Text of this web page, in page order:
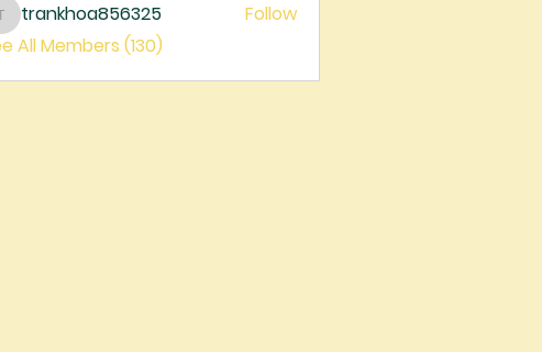
trankhoa856325
trankhoa856325
Follow
All Members (130)